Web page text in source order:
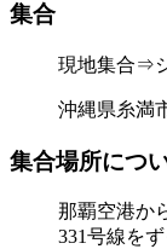
集合
現地集合⇒
沖縄県糸満
集合場所につ
那覇空港か
331号線を